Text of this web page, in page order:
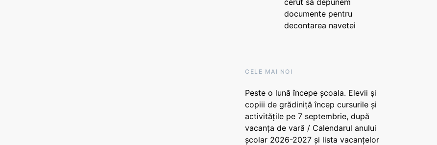
cerut să depunem
documente pentru
decontarea navetei
CELE MAI NOI
Peste o lună începe școala. Elevii și
copiii de grădiniță încep cursurile și
activitățile pe 7 septembrie, după
vacanța de vară / Calendarul anului
școlar 2026-2027 și lista vacanțelor